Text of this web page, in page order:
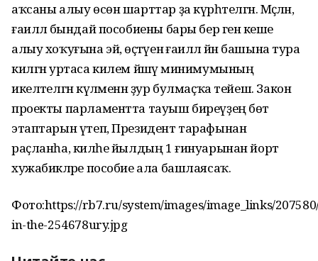
аҡсаны алыу өсөн шарттар ҙа күрһәтелгән. Мәҫәлән,
ғаиләлә бындай пособиены бары бер генә кеше
алыу хоҡуғына эйә, өҫтәүенә ғаиләлә йән башына тура
килгән уртаса килем йәшәү минимумының
икеләтелгән күләменән ҙур булмаҫҡа тейеш. Закон
проекты парламентта тауыш биреүҙең бөтә
этаптарын үтеп, Президент тарафынан
раҫланһа, киләһе йылдың 1 ғинуарынан йорт
хужабикәләре пособие ала башлаясаҡ.
Фото:https://rb7.ru/system/images/image_links/
in-the-254678ury.jpg